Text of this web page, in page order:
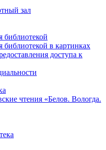
зал
библиотекой
библиотекой в картинках
доступа к
чтения «Белов. Вологда.